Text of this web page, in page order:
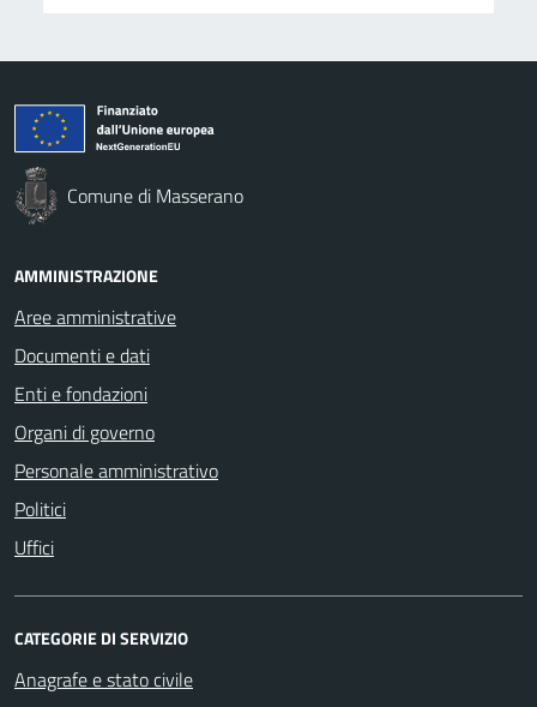
Comune di Masserano
AMMINISTRAZIONE
Aree amministrative
Documenti e dati
Enti e fondazioni
Organi di governo
Personale amministrativo
Politici
Uffici
CATEGORIE DI SERVIZIO
Anagrafe e stato civile